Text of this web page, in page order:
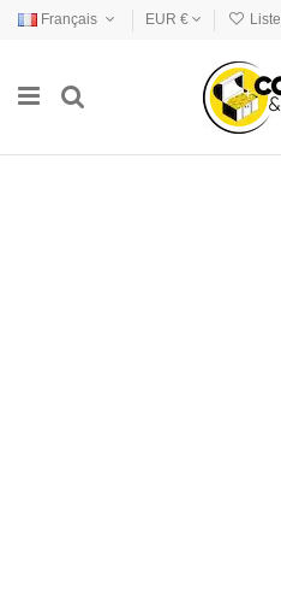
Français EUR €